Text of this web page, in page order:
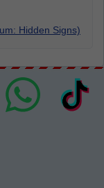
Hidden Signs)